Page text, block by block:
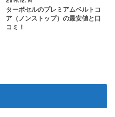
ターボセルのプレミアムベルトコ
ア（ノンストップ）の最安値と口
コミ！